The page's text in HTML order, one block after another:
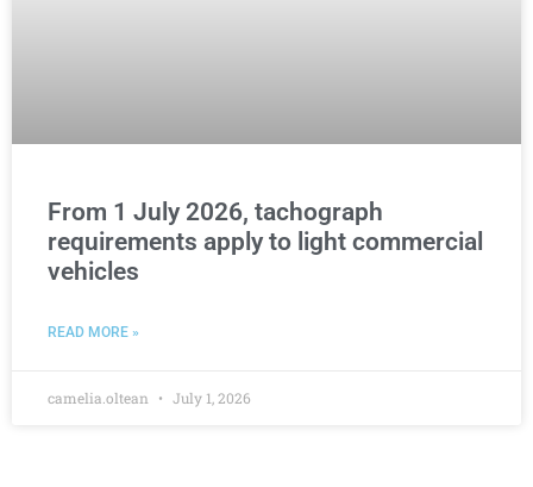
From 1 July 2026, tachograph
requirements apply to light commercial
vehicles
READ MORE »
camelia.oltean July 1, 2026